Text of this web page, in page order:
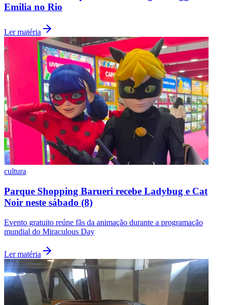
Botafogo
Emilia no Rio
Ler matéria
cultura
Parque Shopping Barueri recebe Ladybug e Cat
Noir neste sábado (8)
Evento gratuito reúne fãs da animação durante a programação
mundial do Miraculous Day
Ler matéria